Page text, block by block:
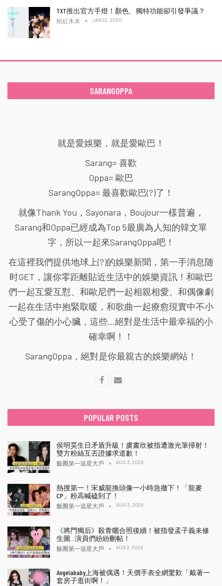
TXT推出官方手燈！顏色、獨特功能卻引發爭議？
粉紅木木 JAN 22, 2020
SARANGOPPA
就是愛娛樂，就是愛歐巴！
Sarang= 喜歡
Oppa= 歐巴
SarangOppa= 最喜歡歐巴(?)了！
就像Thank You，Sayonara，Boujour一樣普遍，
Sarang和Oppa已經成為Top 5最廣為人知的韓文單
字，所以一起來SarangOppa吧！
在這裡我們提供地球上(?)的娛樂新聞，第一手消息随
时GET，讓你零距離貼近生活中的娛樂資訊！和歐巴
們一起互愛互懟、和歐尼們一起相親相愛、和偶像劇
一起在生活中抱緊取暖，和歌曲一起療愈現實中不小
心受了傷的小心臟，這些...絕對是生活中最幸福的小
確幸啊！！
SarangOppa，絕對是你最親古的娛樂網站！
POPULAR POSTS
侯明昊生日矛盾升級！虞書欣被指遭激光筆掃射！
雙方粉絲互丟證據求道歉！
飯圈第一追星大戶 AUG 3, 2026
熱搜第一！宋威龍換頭像一小時急撤下！「龍麥
CP」粉高喊磕到了！
飯圈第一追星大戶 AUG 3, 2026
《將門獨后》殺青曬合照後續！被指發孟子義未修
生圖…演員們紛紛刪帖！
飯圈第一追星大戶 AUG 2, 2026
Angelababy上海被偶遇！天價手表全網驚歎「戴著一
套房子逛街啊！」